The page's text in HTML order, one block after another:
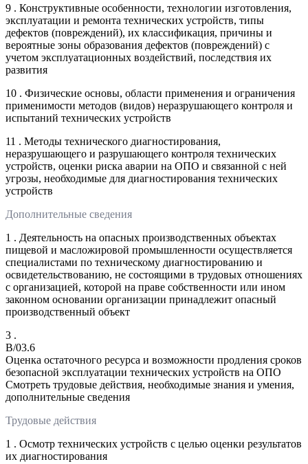
9 . Конструктивные особенности, технологии изготовления,
эксплуатации и ремонта технических устройств, типы
дефектов (повреждений), их классификация, причины и
вероятные зоны образования дефектов (повреждений) с
учетом эксплуатационных воздействий, последствия их
развития
10 . Физические основы, области применения и ограничения
применимости методов (видов) неразрушающего контроля и
испытаний технических устройств
11 . Методы технического диагностирования,
неразрушающего и разрушающего контроля технических
устройств, оценки риска аварии на ОПО и связанной с ней
угрозы, необходимые для диагностирования технических
устройств
Дополнительные сведения
1 . Деятельность на опасных производственных объектах
пищевой и масложировой промышленности осуществляется
специалистами по техническому диагностированию и
освидетельствованию, не состоящими в трудовых отношениях
с организацией, которой на праве собственности или ином
законном основании организации принадлежит опасный
производственный объект
3 .
B/03.6
Оценка остаточного ресурса и возможности продления сроков
безопасной эксплуатации технических устройств на ОПО
Смотреть трудовые действия, необходимые знания и умения,
дополнительные сведения
Трудовые действия
1 . Осмотр технических устройств с целью оценки результатов
их диагностирования